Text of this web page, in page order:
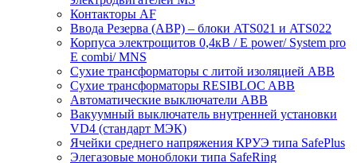
Контакторы AF
Ввода Резерва (АВР) – блоки ATS021 и ATS022
Корпуса электрощитов 0,4кВ / E power/ System pro
E combi/ MNS
Сухие трансформаторы с литой изоляцией ABB
Сухие трансформаторы RESIBLOC ABB
Автоматические выключатели ABB
Вакуумный выключатель внутренней установки
VD4 (стандарт МЭК)
Ячейки среднего напряжения КРУЭ типа SafePlus
Элегазовые моноблоки типа SafeRing